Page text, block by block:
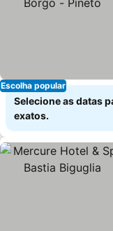
Escolha popular
Selecione as datas
exatos.